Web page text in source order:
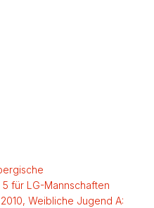
für LG-Mannschaften
Weibliche Jugend A: